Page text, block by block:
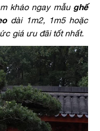
khảo ngay mẫu ghế
dài 1m2, 1m5 hoặc
giá ưu đãi tốt nhất.